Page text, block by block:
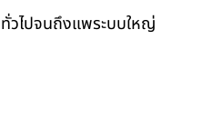
วไปจนถึงแพระบบใหญ่